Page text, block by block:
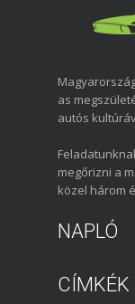
as
autós
megőrizni a
közel három
NAPLÓ
CÍMKÉK